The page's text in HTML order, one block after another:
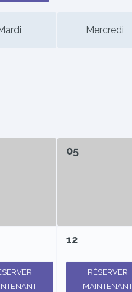
Mercredi
05
12
RÉSERVER
MAINTENANT